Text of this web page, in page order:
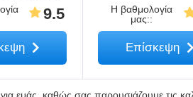
9.5
Η βαθμολογία
μας::
Επίσκεψη